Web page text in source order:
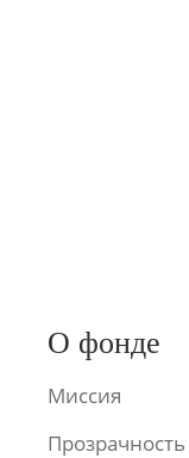
О фонде
Миссия
Прозрачность